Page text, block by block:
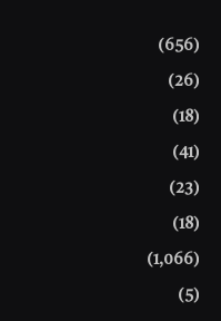
(656)
(26)
(18)
(41)
(23)
(18)
(1,066)
(5)